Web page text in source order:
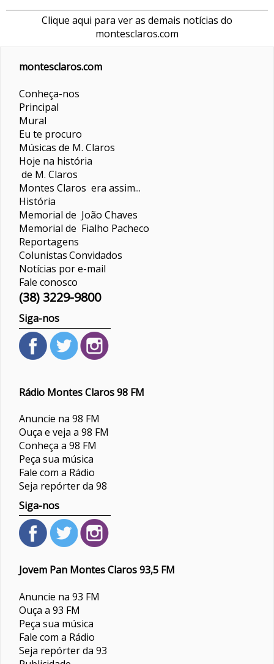
Clique aqui para ver as demais notícias do
montesclaros.com
montesclaros.com
Conheça-nos
Principal
Mural
Eu te procuro
Músicas de M. Claros
Hoje na história
de M. Claros
Montes Claros era assim...
História
Memorial de João Chaves
Memorial de Fialho Pacheco
Reportagens
ColunistasConvidados
Notícias por e-mail
Fale conosco
(38) 3229-9800
Siga-nos
Rádio Montes Claros 98 FM
Anuncie na 98 FM
Ouça e veja a 98 FM
Conheça a 98 FM
Peça sua música
Fale com a Rádio
Seja repórter da 98
Siga-nos
Jovem Pan Montes Claros 93,5 FM
Anuncie na 93 FM
Ouça a 93 FM
Peça sua música
Fale com a Rádio
Seja repórter da 93